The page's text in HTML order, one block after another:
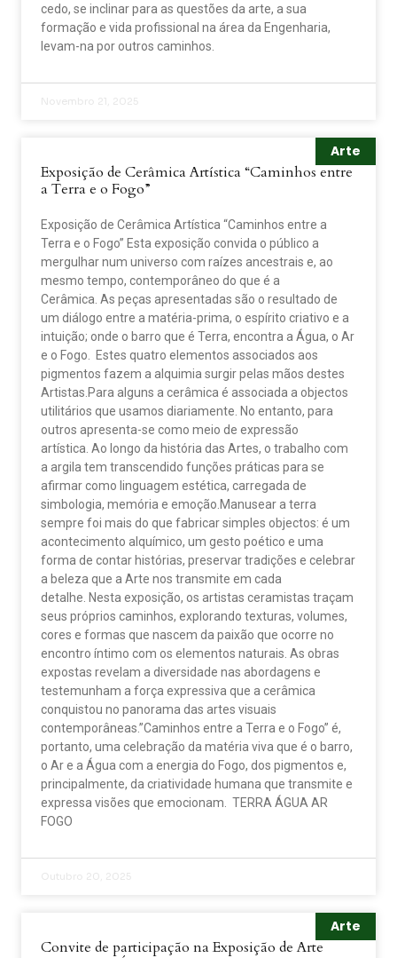
cedo, se inclinar para as questões da arte, a sua
formação e vida profissional na área da Engenharia,
levam-na por outros caminhos.
Novembro 21, 2025
Arte
Exposição de Cerâmica Artística “Caminhos entre
a Terra e o Fogo”
Exposição de Cerâmica Artística “Caminhos entre a
Terra e o Fogo” Esta exposição convida o público a
mergulhar num universo com raízes ancestrais e, ao
mesmo tempo, contemporâneo do que é a
Cerâmica. As peças apresentadas são o resultado de
um diálogo entre a matéria-prima, o espírito criativo e a
intuição; onde o barro que é Terra, encontra a Água, o Ar
e o Fogo. Estes quatro elementos associados aos
pigmentos fazem a alquimia surgir pelas mãos destes
Artistas.Para alguns a cerâmica é associada a objectos
utilitários que usamos diariamente. No entanto, para
outros apresenta-se como meio de expressão
artística. Ao longo da história das Artes, o trabalho com
a argila tem transcendido funções práticas para se
afirmar como linguagem estética, carregada de
simbologia, memória e emoção.Manusear a terra
sempre foi mais do que fabricar simples objectos: é um
acontecimento alquímico, um gesto poético e uma
forma de contar histórias, preservar tradições e celebrar
a beleza que a Arte nos transmite em cada
detalhe. Nesta exposição, os artistas ceramistas traçam
seus próprios caminhos, explorando texturas, volumes,
cores e formas que nascem da paixão que ocorre no
encontro íntimo com os elementos naturais. As obras
expostas revelam a diversidade nas abordagens e
testemunham a força expressiva que a cerâmica
conquistou no panorama das artes visuais
contemporâneas.”Caminhos entre a Terra e o Fogo” é,
portanto, uma celebração da matéria viva que é o barro,
o Ar e a Água com a energia do Fogo, dos pigmentos e,
principalmente, da criatividade humana que transmite e
expressa visões que emocionam. TERRA ÁGUA AR
FOGO
Outubro 20, 2025
Arte
Convite de participação na Exposição de Arte